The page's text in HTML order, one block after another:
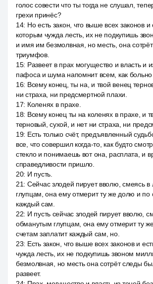
голос совести что ты тогда не слушал,
грехи принёс?
14: Но есть закон, что выше всех законов и
которым чужда лесть, их не подкупишь
и имя им безмолвная, но месть, она
триумфов.
15: Развеет в прах могущество и власть и
пафоса и шума напомнит всем, как больно
16: Всему конец, ты на, и твой венец
ни страха, ни предсмертной плахи.
17: Коленях в прахе.
18: Всему конец ты на коленях в прахе, и
терновый, сухой, и нет ни страха, ни
19: Есть только счёт, предъявленный
все, что совершил когда-то, как будто
стекло и понимаешь вот она, расплата, и
справедливости пришло.
20: И пусть.
21: Сейчас злодей пирует вволю, смеясь
глупцам, она ему отмерит ту же долю и по
каждый сам.
22: И пусть сейчас злодей пирует вволю,
обманутым глупцам, она ему отмерит ту
счетам заплатит каждый сам, но.
23: Есть закон, что выше всех законов и
чужда лесть, их не подкупишь звоном
безмолвная, но месть она сотрёт следы
развеет.